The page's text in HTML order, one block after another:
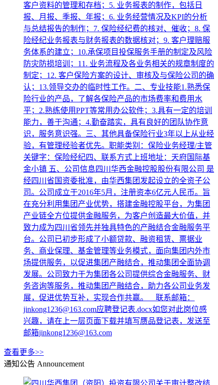
客户资料的管理和存档；5. 业务报表的制作，包括日
报、月报、季报、年报；6. 业务经营情况及KPI的分析
与总结报告的制作；7. 保险经纪费的核对、催收；8. 保
险经纪业务报表与财务报表的数据核对；9. 客户理赔服
务体系的建立；10.承保项目投保服务手册的制定及风险
防灾防损培训；11. 业务流程及各业务相关的规章制度的
制定；12. 客户保险方案的设计、审核及与保险公司的确
认；13.领导交办的临时性工作。二、专业技能1.熟悉保
险行业的产品，了解各保险产品的市场费率和费用水
平；2.熟练使用PPT等常用办公软件；3.具有一定的培训
能力，善于沟通；4.勤奋踏实，具有良好的团队协作意
识，服务意识强。三、其他具备保险行业3年以上从业经
验，有管理经验者优先。职能类别：保险业务经理/主管
关键字：保险经纪四、联系方式上班地址：天府国际基
金小镇 五、公司信息四川华西金融控股股份有限公司 是
经四川省国资委批准，由华西集团发起设立的全资子公
司。公司成立于2016年5月，注册资本6亿元人民币。旨
在充分利用集团产业优势，搭建金融控股平台，为集团
产业链全方位提供金融服务，为客户创造最大价值，并
致力成为四川省领先并独具特色的产融结合金融服务平
台。公司已初步形成了小额贷款、融资租赁、票据业
务、商业保理、基金管理等业务模式，面向集团内外市
场提供服务，以促进集团产融结合，推动集团全面协调
发展。公司致力于为集团各公司提供综合金融服务、财
务咨询等服务，推动集团产融结合，助力各公司业务发
展，促进优势互补，实现合作共赢。 联系邮箱：
jinkong1236@163.com应聘登记表.docx如您对此岗位感
兴趣，请在上一层页面下载并填写赝品登记表，发送至
邮箱jinkong1236@163.com
查看更多>>
通知公告 Announcement